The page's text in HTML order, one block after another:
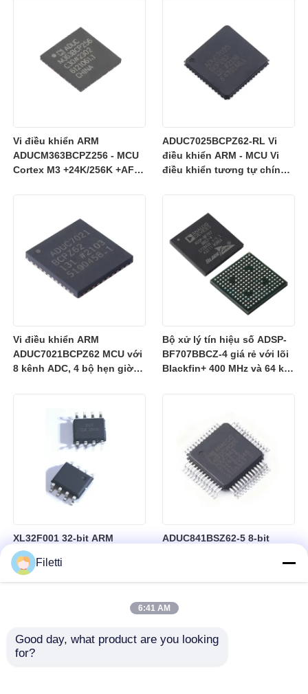
Vi điều khiển ARM
ADUCM363BCPZ256 - MCU
Cortex M3 +24K/256K +AFE
ADUC7025BCPZ62-RL Vi
điều khiển ARM - MCU Vi
điều khiển tương tự chính
Vi điều khiển ARM
ADUC7021BCPZ62 MCU với
8 kênh ADC, 4 bộ hẹn giờ
Bộ xử lý tín hiệu số ADSP-
BF707BBCZ-4 giá rẻ với lõi
Blackfin+ 400 MHz và 64 kB
XL32F001 32-bit ARM
Cortex-M0+ Microcontroller
MCU with 24MHz Speed
24Kbytes Flash and
ADUC841BSZ62-5 8-bit
Microconverter with 20 MHz
Clock Frequency 34 I/O and
Filetti
6:41 AM
Good day, what product are you looking
for?